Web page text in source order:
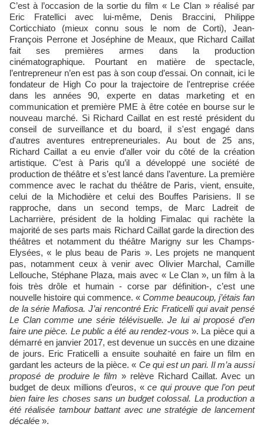
C’est à l’occasion de la sortie du film « Le Clan » réalisé par
Eric Fratellici avec lui-même, Denis Braccini, Philippe
Corticchiato (mieux connu sous le nom de Corti), Jean-
François Perrone et Joséphine de Meaux, que Richard Caillat
fait ses premières armes dans la production
cinématographique. Pourtant en matière de spectacle,
l’entrepreneur n’en est pas à son coup d’essai. On connait, ici le
fondateur de High Co pour la trajectoire de l'entreprise créée
dans les années 90, experte en datas marketing et en
communication et première PME à être cotée en bourse sur le
nouveau marché. Si Richard Caillat en est resté président du
conseil de surveillance et du board, il s'est engagé dans
d'autres aventures entrepreneuriales. Au bout de 25 ans,
Richard Caillat a eu envie d’aller voir du côté de la création
artistique. C’est à Paris qu’il a développé une société de
production de théâtre et s’est lancé dans l’aventure. La première
commence avec le rachat du théâtre de Paris, vient, ensuite,
celui de la Michodière et celui des Bouffes Parisiens. Il se
rapproche, dans un second temps, de Marc Ladreit de
Lacharrière, président de la holding Fimalac qui rachète la
majorité de ses parts mais Richard Caillat garde la direction des
théâtres et notamment du théâtre Marigny sur les Champs-
Elysées, « le plus beau de Paris ». Les projets ne manquent
pas, notamment ceux à venir avec Olivier Marchal, Camille
Lellouche, Stéphane Plaza, mais avec « Le Clan », un film à la
fois très drôle et humain - corse par définition-, c’est une
nouvelle histoire qui commence. « Comme beaucoup, j’étais fan
de la série Mafiosa. J’ai rencontré Eric Fraticelli qui avait pensé
Le Clan comme une série télévisuelle. Je lui ai proposé d’en
faire une pièce. Le public a été au rendez-vous ». La pièce qui a
démarré en janvier 2017, est devenue un succès en une dizaine
de jours. Eric Fraticelli a ensuite souhaité en faire un film en
gardant les acteurs de la pièce. « Ce qui est un pari. Il m’a aussi
proposé de produire le film » relève Richard Caillat. Avec un
budget de deux millions d’euros, «ce qui prouve que l’on peut
bien faire les choses sans un budget colossal. La production a
été réalisée tambour battant avec une stratégie de lancement
décalée ».